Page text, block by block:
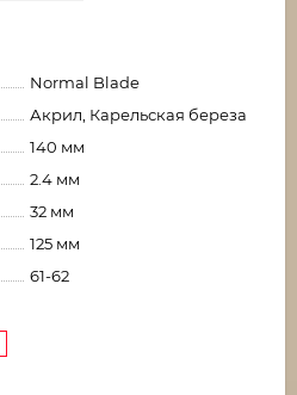
Normal Blade
Акрил, Карельская береза
140 мм
2.4 мм
32 мм
125 мм
61-62